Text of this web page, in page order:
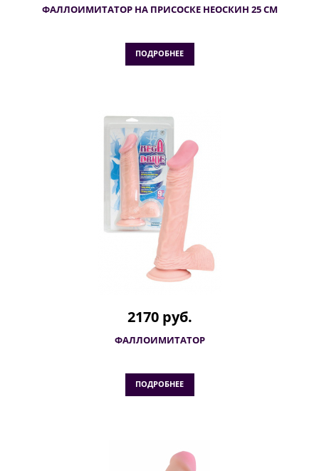
ФАЛЛОИМИТАТОР НА ПРИСОСКЕ НЕОСКИН 25 СМ
ПОДРОБНЕЕ
2170 руб.
ФАЛЛОИМИТАТОР
ПОДРОБНЕЕ